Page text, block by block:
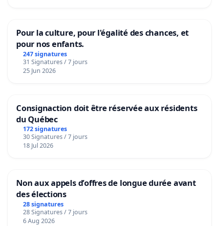
Pour la culture, pour l'égalité des chances, et
pour nos enfants.
247 signatures
31 Signatures / 7 jours
25 Jun 2026
Consignaction doit être réservée aux résidents
du Québec
172 signatures
30 Signatures / 7 jours
18 Jul 2026
Non aux appels d’offres de longue durée avant
des élections
28 signatures
28 Signatures / 7 jours
6 Aug 2026